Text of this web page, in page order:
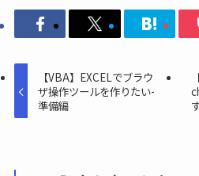
【VBA】EXCELでブラウ
ザ操作ツールを作りたい-
準備編